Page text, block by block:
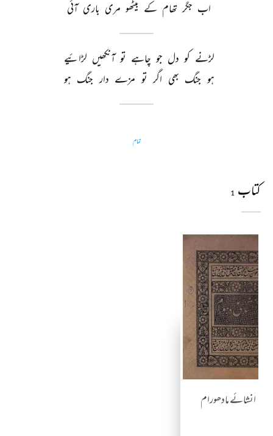
اب جگر تھام کے بیٹھو مری باری آئی
لڑنے کو دل جو چاہے تو آنکھیں لڑائیے
ہو جنگ بھی اگر تو مزے دار جنگ ہو
تمام
کتاب 1
انشائے مادھورام